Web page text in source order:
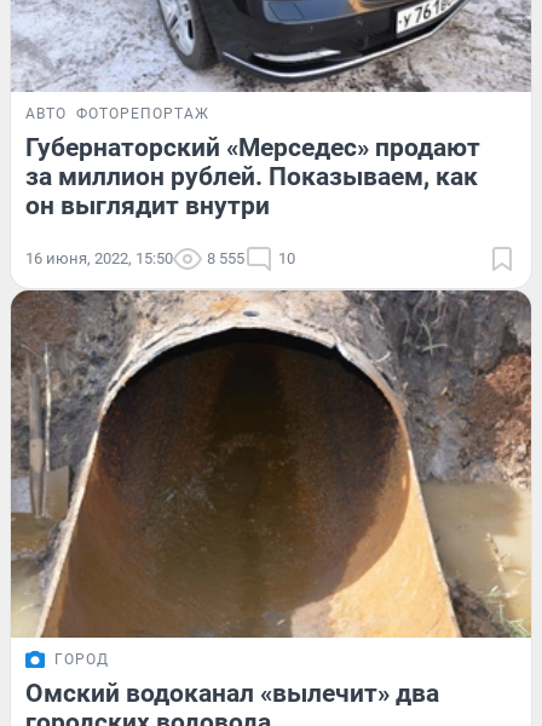
АВТО ФОТОРЕПОРТАЖ
Губернаторский «Мерседес» продают
за миллион рублей. Показываем, как
он выглядит внутри
16 июня, 2022, 15:50 8 555 10
ГОРОД
Омский водоканал «вылечит» два